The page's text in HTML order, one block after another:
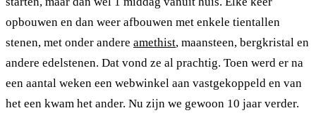
opbouwen en dan weer afbouwen met enkele tientallen
stenen, met onder andere amethist, maansteen, bergkristal en
andere edelstenen. Dat vond ze al prachtig. Toen werd er na
een aantal weken een webwinkel aan vastgekoppeld en van
het een kwam het ander. Nu zijn we gewoon 10 jaar verder.